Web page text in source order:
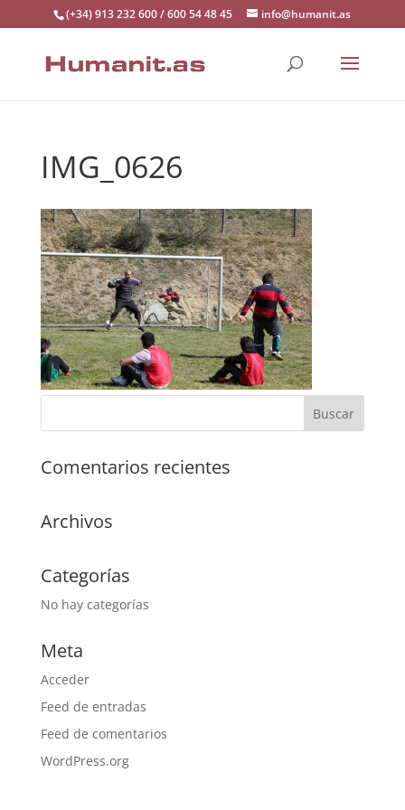
(+34) 913 232 600 / 600 54 48 45 info@humanit.as
IMG_0626
Comentarios recientes
Archivos
Categorías
No hay categorías
Meta
Acceder
Feed de entradas
Feed de comentarios
WordPress.org